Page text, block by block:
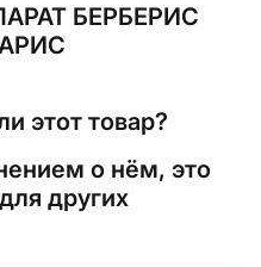
БЕРБЕРИС
этот товар?
о нём, это
других